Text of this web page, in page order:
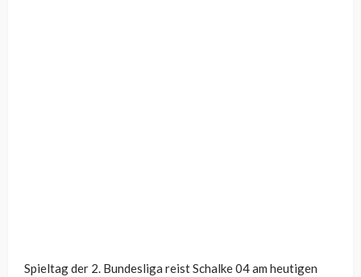
Spieltag der 2. Bundesliga reist Schalke 04 am heutigen